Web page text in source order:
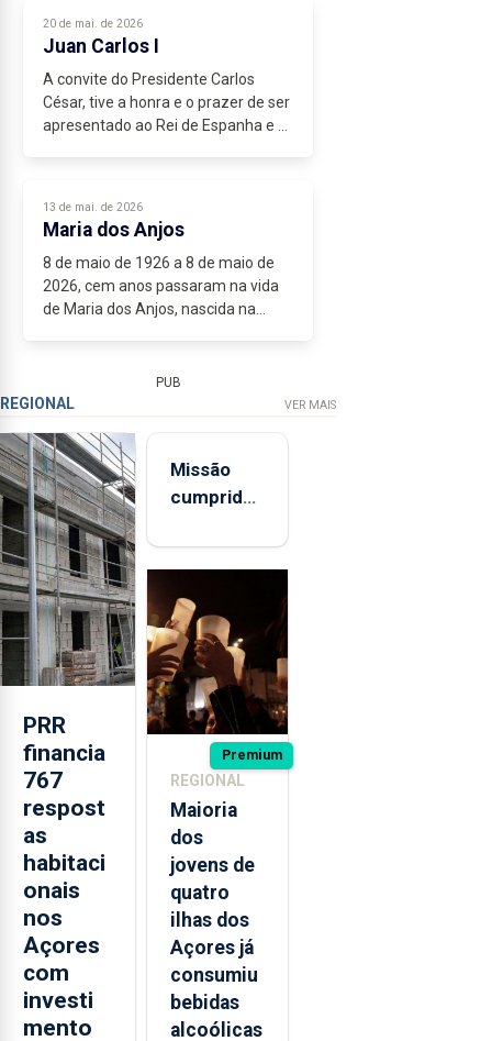
esquecem...
20 de mai. de 2026
Juan Carlos I
A convite do Presidente Carlos
César, tive a honra e o prazer de ser
apresentado ao Rei de Espanha e à
13 de mai. de 2026
Maria dos Anjos
8 de maio de 1926 a 8 de maio de
2026, cem anos passaram na vida
de Maria dos Anjos, nascida na
José. É a primeira pessoa que
conheci...
PUB
REGIONAL VER MAIS
PRR
financia
767
respost
as
habitaci
onais
nos
Açores
com
investi
mento
Missão
cumprida:
açorianos
após
missão na
Roménia
Premium
REGIONAL
Maioria
dos
jovens de
quatro
ilhas dos
Açores já
consumiu
bebidas
alcoólicas